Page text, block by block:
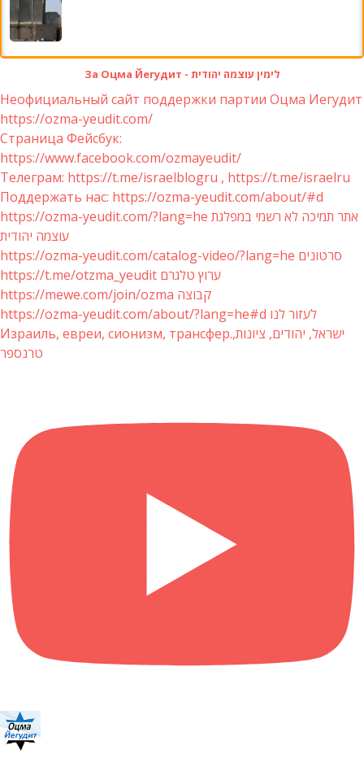
За Оцма Йегудит - לימין עוצמה יהודית
Неофициальный сайт поддержки партии Оцма Иегудит
https://ozma-yeudit.com/
Страница Фейсбук:
https://www.facebook.com/ozmayeudit/
Телеграм: https://t.me/israelblogru , https://t.me/israelru
Поддержать нас: https://ozma-yeudit.com/about/#d
https://ozma-yeudit.com/?lang=he אתר תמיכה לא רשמי במפלגת
עוצמה יהודית
https://ozma-yeudit.com/catalog-video/?lang=he סרטונים
https://t.me/otzma_yeudit ערוץ טלגרם
https://mewe.com/join/ozma קבוצה
https://ozma-yeudit.com/about/?lang=he#d לעזור לנו
Израиль, евреи, сионизм, трансфер.ישראל, יהודים, ציונות,
טרנספר